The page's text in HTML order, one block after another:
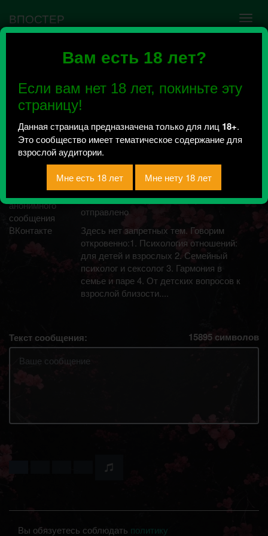
Вам есть 18 лет?
Если вам нет 18 лет, покиньте эту
страницу!
Данная страница предназначена только для лиц 18+.
Это сообщество имеет тематическое содержание для
взрослой аудитории.
ВПОСТЕР
Ошибка VK API #5
сообщества нужно авторизоваться на сервисе
повторно.
БЕЗ ТАБУ|БЛОГ
ПСИХОЛОГА -
СЕКСОЛОГА
Всего 2, за сегодня 0 сообщений
отправлено
Здесь нет запретных тем. Говорим
откровенно:1. Психология отношений:
для детей и взрослых 2. Семейный
психолог и сексолог 3. Гармония в
семье и паре 4. От детских вопросов к
взрослой близости....
Текст сообщения: 15895 символов
Вы обязуетесь соблюдать политику